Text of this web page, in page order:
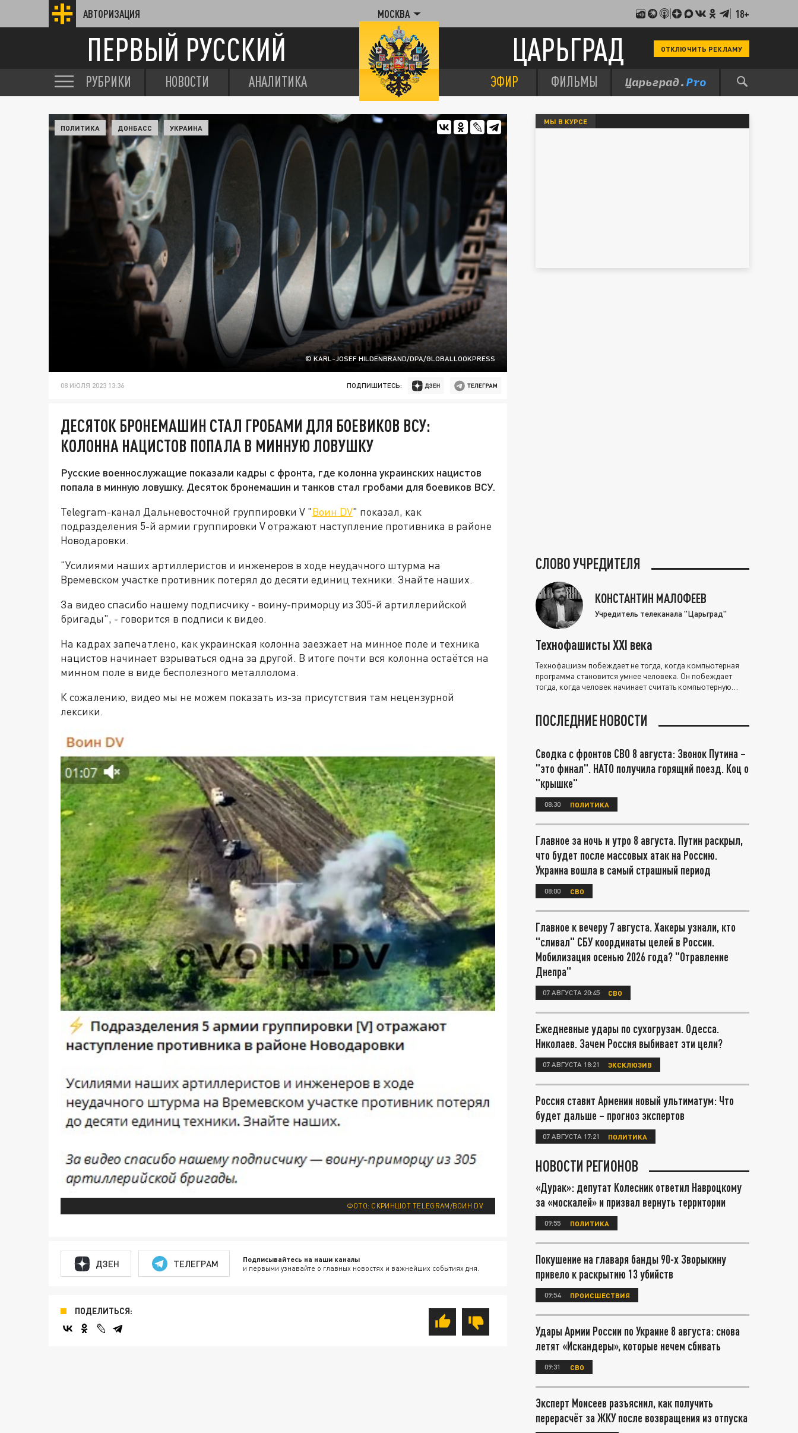
АВТОРИЗАЦИЯ МОСКВА 18+
ПЕРВЫЙ РУССКИЙ ЦАРЬГРАД ОТКЛЮЧИТЬ РЕКЛАМУ
РУБРИКИ НОВОСТИ АНАЛИТИКА ЭФИР ФИЛЬМЫ
© KARL-JOSEF HILDENBRAND/DPA/GLOBALLOOKPRESS
ПОЛИТИКА ДОНБАСС УКРАИНА
08 ИЮЛЯ 2023 13:36 ПОДПИШИТЕСЬ:
ДЕСЯТОК БРОНЕМАШИН СТАЛ ГРОБАМИ ДЛЯ БОЕВИКОВ ВСУ:
КОЛОННА НАЦИСТОВ ПОПАЛА В МИННУЮ ЛОВУШКУ
Русские военнослужащие показали кадры с фронта, где колонна украинских нацистов
попала в минную ловушку. Десяток бронемашин и танков стал гробами для боевиков ВСУ.
Telegram-канал Дальневосточной группировки V "Воин DV" показал, как
подразделения 5-й армии группировки V отражают наступление противника в районе
Новодаровки.
"Усилиями наших артиллеристов и инженеров в ходе неудачного штурма на
Времевском участке противник потерял до десяти единиц техники. Знайте наших.
За видео спасибо нашему подписчику - воину-приморцу из 305-й артиллерийской
бригады", - говорится в подписи к видео.
На кадрах запечатлено, как украинская колонна заезжает на минное поле и техника
нацистов начинает взрываться одна за другой. В итоге почти вся колонна остаётся на
минном поле в виде бесполезного металлолома.
К сожалению, видео мы не можем показать из-за присутствия там нецензурной
лексики.
ФОТО: СКРИНШОТ TELEGRAM/ВОИН DV
ДЗЕН ТЕЛЕГРАМ Подписывайтесь на наши каналы
и первыми узнавайте о главных новостях и важнейших событиях дня.
ПОДЕЛИТЬСЯ:
МЫ В КУРСЕ
СЛОВО УЧРЕДИТЕЛЯ
КОНСТАНТИН МАЛОФЕЕВ
Учредитель телеканала "Царьград"
Технофашисты XXI века
Технофашизм побеждает не тогда, когда компьютерная
программа становится умнее человека. Он побеждает
тогда, когда человек начинает считать компьютерную
ПОСЛЕДНИЕ НОВОСТИ
Сводка с фронтов СВО 8 августа: Звонок Путина –
"это финал". НАТО получила горящий поезд. Коц о
"крышке"
08:30 ПОЛИТИКА
Главное за ночь и утро 8 августа. Путин раскрыл,
что будет после массовых атак на Россию.
Украина вошла в самый страшный период
08:00 СВО
Главное к вечеру 7 августа. Хакеры узнали, кто
"сливал" СБУ координаты целей в России.
Мобилизация осенью 2026 года? "Отравление
Днепра"
07 АВГУСТА 20:45 СВО
Ежедневные удары по сухогрузам. Одесса.
Николаев. Зачем Россия выбивает эти цели?
07 АВГУСТА 18:21 ЭКСКЛЮЗИВ
Россия ставит Армении новый ультиматум: Что
будет дальше – прогноз экспертов
07 АВГУСТА 17:21 ПОЛИТИКА
НОВОСТИ РЕГИОНОВ
«Дурак»: депутат Колесник ответил Навроцкому
за «москалей» и призвал вернуть территории
09:55 ПОЛИТИКА
Покушение на главаря банды 90-х Зворыкину
привело к раскрытию 13 убийств
09:54 ПРОИСШЕСТВИЯ
Удары Армии России по Украине 8 августа: снова
летят «Искандеры», которые нечем сбивать
09:31 СВО
Эксперт Моисеев разъяснил, как получить
перерасчёт за ЖКУ после возвращения из отпуска